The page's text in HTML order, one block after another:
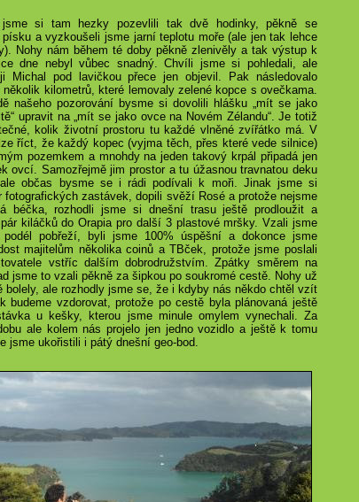
jsme si tam hezky pozevlili tak dvě hodinky, pěkně se
a vyzkoušeli jsme jarní teplotu moře (ale jen tak lehce
Nohy nám během té doby pěkně zlenivěly a tak výstup k
dne nebyl vůbec snadný. Chvíli jsme si pohledali, ale
Michal pod lavičkou přece jen objevil. Pak následovalo
několik kilometrů, které lemovaly zelené kopce s ovečkama.
našeho pozorování bysme si dovolili hlášku „mít se jako
upravit na „mít se jako ovce na Novém Zélandu“. Je totiž
kolik životní prostoru tu každé vlněné zvířátko má. V
říct, že každý kopec (vyjma těch, přes které vede silnice)
pozemkem a mnohdy na jeden takový krpál připadá jen
ovcí. Samozřejmě jim prostor a tu úžasnou travnatou deku
ale občas bysme se i rádi podívali k moři. Jinak jsme si
fotografických zastávek, dopili svěží Rosé a protože nejsme
béčka, rozhodli jsme si dnešní trasu ještě prodloužit a
kiláčků do Orapia pro další 3 plastové mršky. Vzali jsme
pobřeží, byli jsme 100% úspěšní a dokonce jsme
majitelům několika coinů a TBček, protože jsme poslali
vstříc dalším dobrodružstvím. Zpátky směrem na
jsme to vzali pěkně za šipkou po soukromé cestě. Nohy už
bolely, ale rozhodly jsme se, že i kdyby nás někdo chtěl vzít
budeme vzdorovat, protože po cestě byla plánovaná ještě
u kešky, kterou jsme minule omylem vynechali. Za
ale kolem nás projelo jen jedno vozidlo a ještě k tomu
jsme ukořistili i pátý dnešní geo-bod.